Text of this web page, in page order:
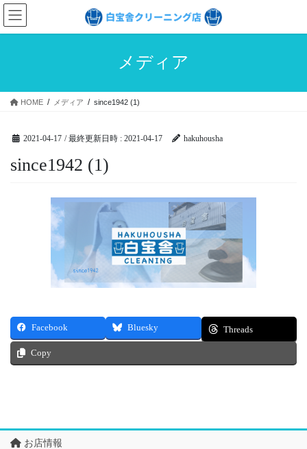
コ
ン
テ
ス
ナ
ビ
ゲ
ン
メディア
HOME メディア since1942 (1)
2021-04-17 / 最終更新日時 : 2021-04-17 hakuhousha
since1942 (1)
Facebook Bluesky Threads
Copy
お店情報